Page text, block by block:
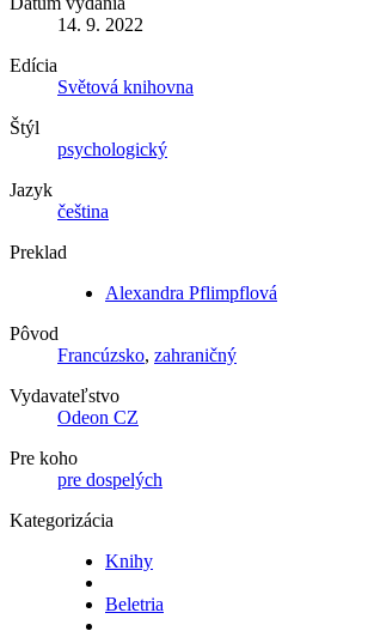
14. 9. 2022
Edícia
Světová knihovna
Štýl
psychologický
Jazyk
čeština
Preklad
Alexandra Pflimpflová
Pôvod
Francúzsko, zahraničný
Vydavateľstvo
Odeon CZ
Pre koho
pre dospelých
Kategorizácia
Knihy
Beletria